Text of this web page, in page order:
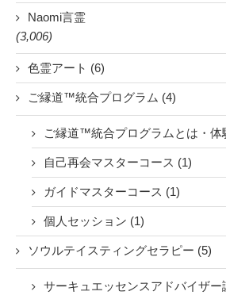
Naomi言霊
(3,006)
色霊アート (6)
ご縁道™統合プログラム (4)
ご縁道™統合プログラムとは・体
自己再会マスターコース (1)
ガイドマスターコース (1)
個人セッション (1)
ソウルテイスティングセラピー (5)
サーキュエッセンスアドバイザー